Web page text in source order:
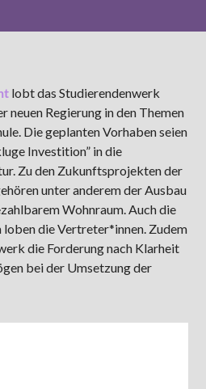
MHzSteinfurt103,9 MHz
lobt das Studierendenwerk
neuen Regierung in den Themen
Die geplanten Vorhaben seien
Investition” in die
Zu den Zukunftsprojekten der
unter anderem der Ausbau
Wohnraum. Auch die
die Vertreter*innen. Zudem
die Forderung nach Klarheit
bei der Umsetzung der